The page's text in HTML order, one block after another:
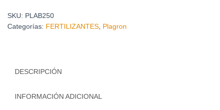
SKU: PLAB250
Categorías: FERTILIZANTES Plagron
DESCRIPCIÓN
INFORMACIÓN ADICIONAL